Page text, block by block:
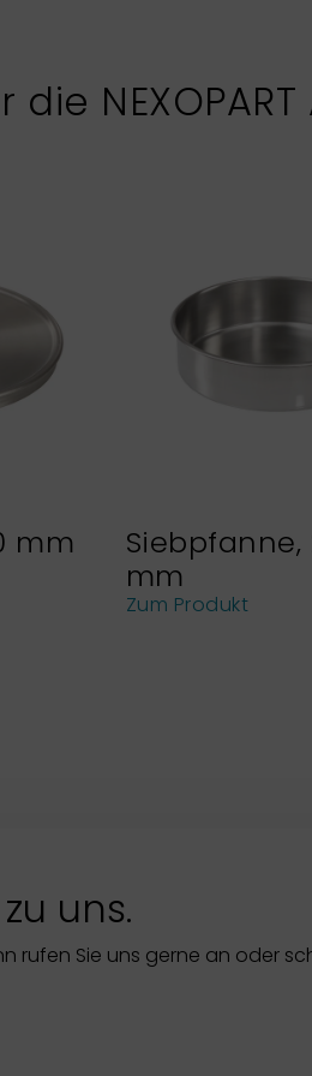
die
mm
Siebpfanne,
mm
Zum Produkt
uns.
rufen Sie uns gerne an oder